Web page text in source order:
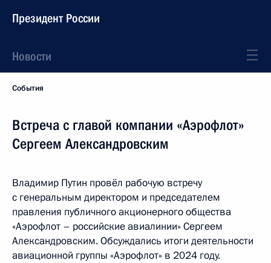
Президент России
Новости
События
Встреча с главой компании «Аэрофлот»
Сергеем Александровским
Владимир Путин провёл рабочую встречу
с генеральным директором и председателем
правления публичного акционерного общества
«Аэрофлот – российские авиалинии» Сергеем
Александровским. Обсуждались итоги деятельности
авиационной группы «Аэрофлот» в 2024 году.